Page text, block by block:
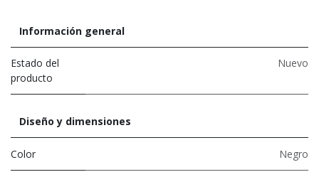
Información general
Estado del
producto
Nuevo
Diseño y dimensiones
Color Negro